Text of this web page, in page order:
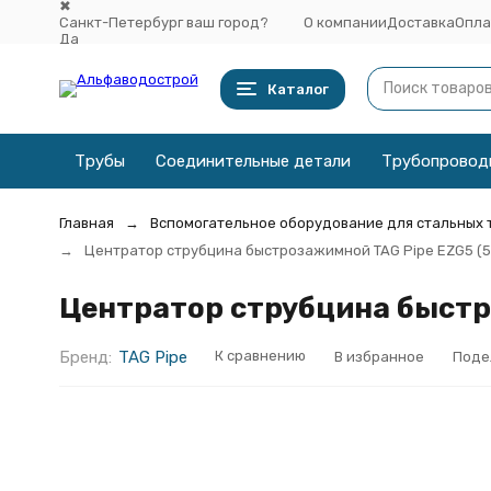
✖
Санкт-Петербург ваш город?
Да
О компании Доставка
Каталог
Трубы Соединительные детали
Главная Вспомогательное оборудование для стальных
Центратор струбцина быстрозажимной TAG Pipe EZG5
Центратор струбцина
Бренд: TAG Pipe К сравнению В избранное